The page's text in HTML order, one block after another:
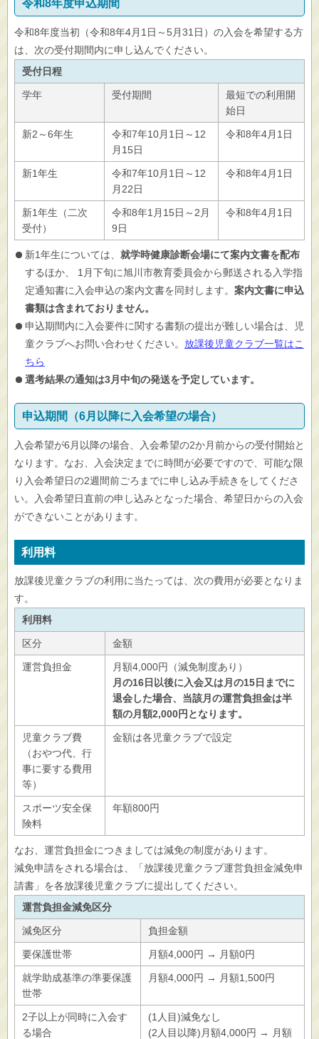
令和8年度申込期間
令和8年度当初（令和8年4月1日～5月31日）の入会を希望する方
は、次の受付期間内に申し込んでください。
受付日程
学年 受付期間
最短での利用開
始日
新2～6年生
令和7年10月1日～12
月15日
令和8年4月1日
新1年生
令和7年10月1日～12
月22日
令和8年4月1日
新1年生（二次
受付）
令和8年1月15日～2月
9日
令和8年4月1日
新1年生については、 就学時健康診断会場にて案内文書を配布
するほか、 1月下旬に旭川市教育委員会から郵送される入学指
定通知書に入会申込の案内文書を同封します。 案内文書に申込
書類は含まれておりません。
申込期間内に入会要件に関する書類の提出が難しい場合は、児
童クラブへお問い合わせください。 放課後児童クラブ一覧はこ
ちら
選考結果の通知は3月中旬の発送を予定しています。
申込期間（6月以降に入会希望の場合）
入会希望が6月以降の場合、入会希望の2か月前からの受付開始と
なります。なお、入会決定までに時間が必要ですので、可能な限
り入会希望日の2週間前ごろまでに申し込み手続きをしてくださ
い。入会希望日直前の申し込みとなった場合、希望日からの入会
ができないことがあります。
利用料
放課後児童クラブの利用に当たっては、次の費用が必要となりま
す。
利用料
区分 金額
運営負担金
月額4,000円（減免制度あり）
月の16日以後に入会又は月の15日までに
退会した場合、当該月の運営負担金は半
額の月額2,000円となります。
児童クラブ費
（おやつ代、行
事に要する費用
等）
金額は各児童クラブで設定
スポーツ安全保
険料
年額800円
なお、運営負担金につきましては減免の制度があります。
減免申請をされる場合は、「放課後児童クラブ運営負担金減免申
請書」を各放課後児童クラブに提出してください。
運営負担金減免区分
減免区分 負担金額
要保護世帯 月額4,000円 → 月額0円
就学助成基準の準要保護
世帯
月額4,000円 → 月額1,500円
2子以上が同時に入会す
る場合
(1人目)減免なし
(2人目以降)月額4,000円 → 月額